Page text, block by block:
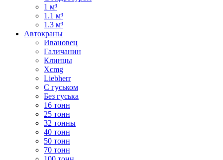
1 м³
1.1 м³
1.3 м³
Автокраны
Ивановец
Галичанин
Клинцы
Xcmg
Liebherr
С гуськом
Без гуська
16 тонн
25 тонн
32 тонны
40 тонн
50 тонн
70 тонн